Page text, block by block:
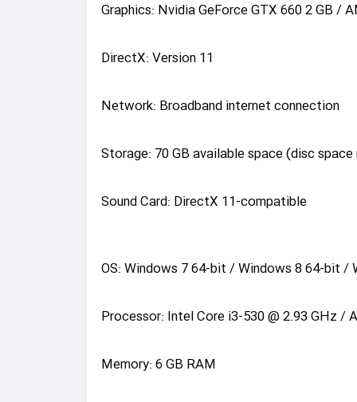
Graphics: Nvidia GeForce GTX 660 2 GB /
DirectX: Version 11
Network: Broadband internet connection
Storage: 70 GB available space (disc
Sound Card: DirectX 11-compatible
OS: Windows 7 64-bit / Windows 8 64-bit
Processor: Intel Core i3-530 @ 2.93 GHz /
Memory: 6 GB RAM